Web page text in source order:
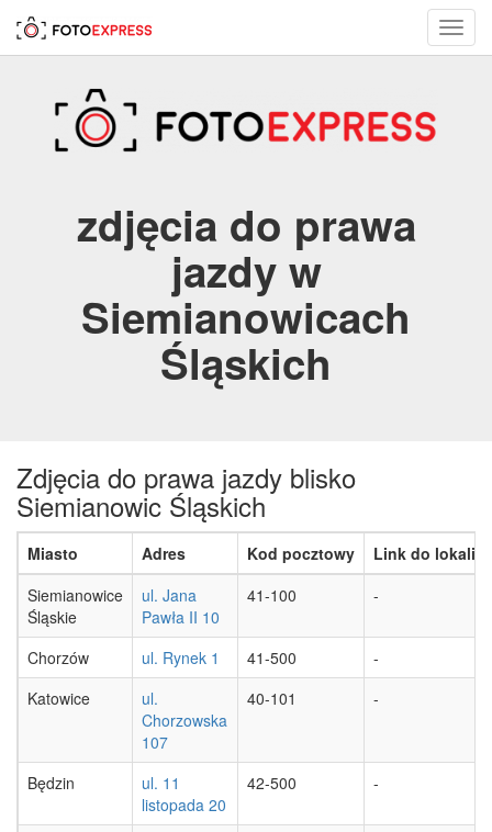
zdjęcia do prawa
jazdy w
Siemianowicach
Śląskich
Zdjęcia do prawa jazdy blisko
Siemianowic Śląskich
Miasto Adres Kod pocztowy
Link do
Siemianowice
Śląskie
ul. Jana
Pawła II 10
41-100 -
Chorzów ul. Rynek 1 41-500
-
Katowice
ul.
Chorzowska
107
40-101 -
Będzin
ul. 11
listopada 20
42-500 -